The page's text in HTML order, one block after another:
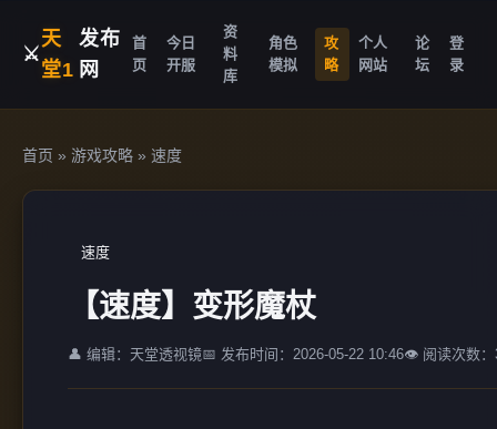
⚔️
天
堂1
发布
网
首
页
今日
开服
资
料
库
角色
模拟
攻
略
个人
网站
论
坛
登
录
首页 » 游戏攻略 » 速度
速度
【速度】变形魔杖
👤 编辑：天堂透视镜📅 发布时间：2026-05-22 10:46👁️ 阅读次数：